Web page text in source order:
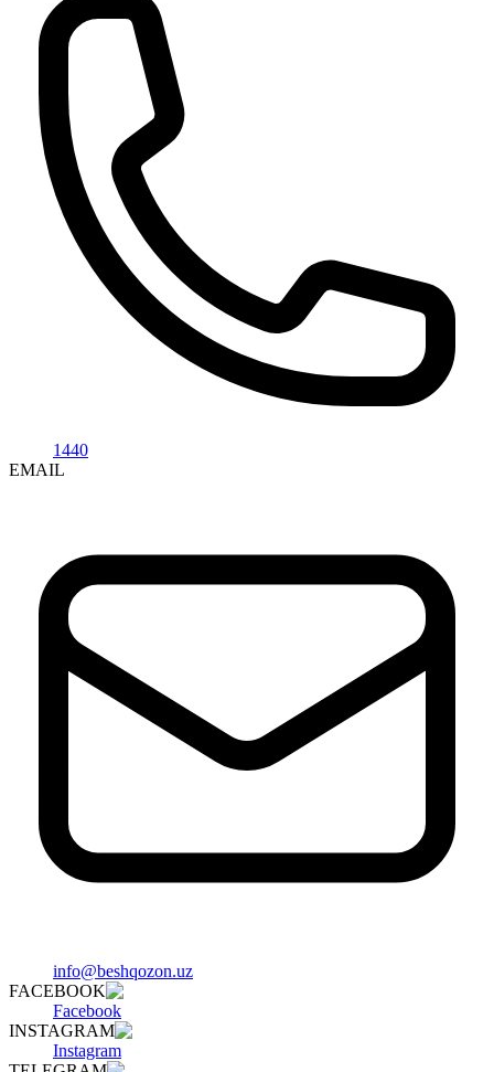
1440
EMAIL
info@beshqozon.uz
FACEBOOK
Facebook
INSTAGRAM
Instagram